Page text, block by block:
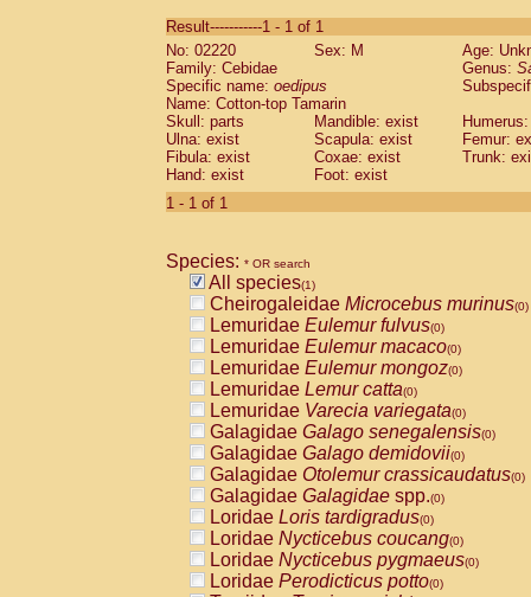
CebidaeSaguinus labiatus(0)
Cebidae Saguinus leucopus (0)
Cebidae
CebidaeSaguinus mystax
Cebidae Saguinus nigricollis (0)
Cebidae Saguinus oedipus
Cebidae Saguinus weddelli
Cebidae Saguinusspp.
Cebidae
CebidaeCebus capucinus
CebidaeCebus nigrivittatus
CebidaeCebus spp.(0)
CebidaeSaimiri boliviensis(0)
CebidaeSaimiri sciureus(0)
AtelidaeAlouatta caraya(0)
AtelidaeAlouatta fusca(0)
AtelidaeAlouatta seniculus(0)
AtelidaeAlouattaspp.(0)
AtelidaeAteles belzebuth(0)
AtelidaeAteles geoffroyi(0)
AtelidaeAteles paniscus(0)
AtelidaeAtelesspp.(0)
AtelidaeLagothrix lagothricha(0)
AtelidaeLagothrix lagothricha cana
PitheciidaeCacajao calvus
Result-----------1 - 1 of 1
No: 02220
Sex: M
Age:
Family: Cebidae
Genus:
Specific name: oedipus
Name: Cotton-top Tamarin
Skull: parts
Mandible: exist
Ulna: exist
Scapula: exist
Femur:
Fibula: exist
Coxae: exist
Trunk:
Hand: exist
Foot: exist
1 - 1 of 1
Species: * OR search
All species(1)
Cheirogaleidae Microcebus murinus(0)
Lemuridae Eulemur fulvus(0)
Lemuridae Eulemur macaco(0)
Lemuridae Eulemur mongoz(0)
Lemuridae Lemur catta(0)
Lemuridae Varecia variegata(0)
Galagidae Galago senegalensis(0)
Galagidae Galago demidovii(0)
Galagidae Otolemur crassicaudatus(0)
Galagidae Galagidae spp.(0)
Loridae Loris tardigradus(0)
Loridae Nycticebus coucang(0)
Loridae Nycticebus pygmaeus(0)
Loridae Perodicticus potto(0)